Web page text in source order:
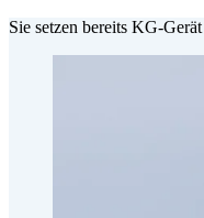
Sie setzen bereits KG-